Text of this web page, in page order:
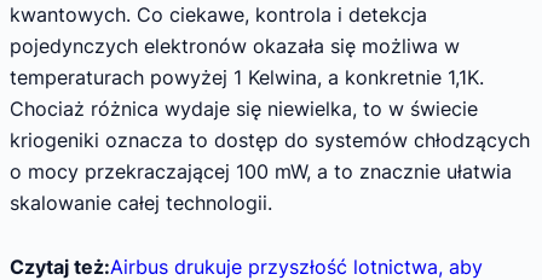
kwantowych. Co ciekawe, kontrola i detekcja
pojedynczych elektronów okazała się możliwa w
temperaturach powyżej 1 Kelwina, a konkretnie 1,1K.
Chociaż różnica wydaje się niewielka, to w świecie
kriogeniki oznacza to dostęp do systemów chłodzących
o mocy przekraczającej 100 mW, a to znacznie ułatwia
skalowanie całej technologii.
Czytaj też:Airbus drukuje przyszłość lotnictwa, aby